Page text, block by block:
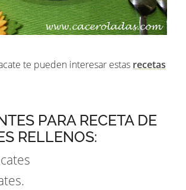
te pueden interesar estas recetas
PARA RECETA DE
RELLENOS: